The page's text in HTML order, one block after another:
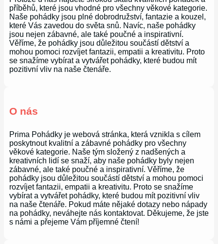
příběhů, které jsou vhodné pro všechny věkové kategorie.
Naše pohádky jsou plné dobrodružství, fantazie a kouzel,
které Vás zavedou do světa snů. Navíc, naše pohádky
jsou nejen zábavné, ale také poučné a inspirativní.
Věříme, že pohádky jsou důležitou součástí dětství a
mohou pomoci rozvíjet fantazii, empatii a kreativitu. Proto
se snažíme vybírat a vytvářet pohádky, které budou mít
pozitivní vliv na naše čtenáře.
O nás
Prima Pohádky je webová stránka, která vznikla s cílem
poskytnout kvalitní a zábavné pohádky pro všechny
věkové kategorie. Naše tým složený z nadšených a
kreativních lidí se snaží, aby naše pohádky byly nejen
zábavné, ale také poučné a inspirativní. Věříme, že
pohádky jsou důležitou součástí dětství a mohou pomoci
rozvíjet fantazii, empatii a kreativitu. Proto se snažíme
vybírat a vytvářet pohádky, které budou mít pozitivní vliv
na naše čtenáře. Pokud máte nějaké dotazy nebo nápady
na pohádky, neváhejte nás kontaktovat. Děkujeme, že jste
s námi a přejeme Vám příjemné čtení!